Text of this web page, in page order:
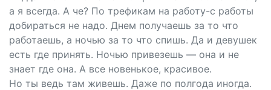
а я всегда. А че? По трефикам на работу-с работы
добираться не надо. Днем получаешь за то что
работаешь, а ночью за то что спишь. Да и девушек
есть где принять. Ночью привезешь — она и не
знает где она. А все новенькое, красивое.
Но ты ведь там живешь. Даже по полгода иногда.